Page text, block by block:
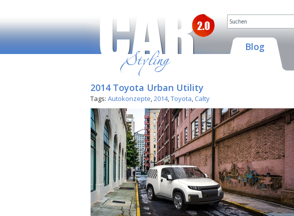
Blog
2014 Toyota Urban Utility
Tags: Autokonzepte,2014,Toyota, Calty